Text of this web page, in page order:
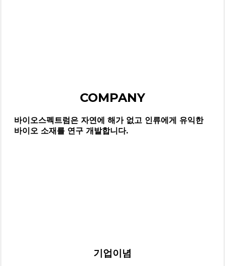
COMPANY
바이오스펙트럼은 자연에 해가 없고 인류에게 유익한
바이오 소재를 연구 개발합니다.
기업이념